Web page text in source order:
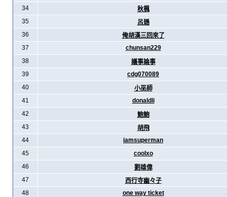
34
秋楓
35
呂遜
36
俺胡漢三回來了
37
chunsan229
38
議事論事
39
cdg070089
40
小巫師
41
donaldli
42
鮑鮑
43
胡飛
44
iamsuperman
45
coolxo
46
劉雄偉
47
西行寺幽々子
48
one way ticket